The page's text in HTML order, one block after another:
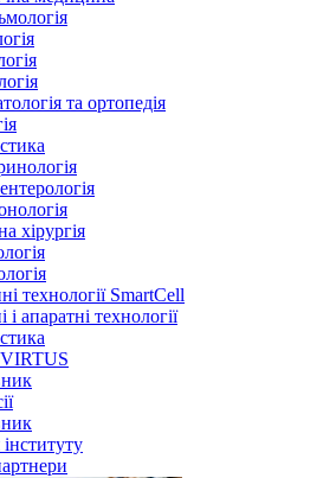
та ортопедія
хірургія
технології SmartCell
і апаратні технології
VIRTUS
інституту